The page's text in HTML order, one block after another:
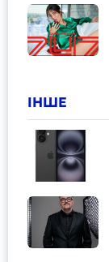
ІНШЕ